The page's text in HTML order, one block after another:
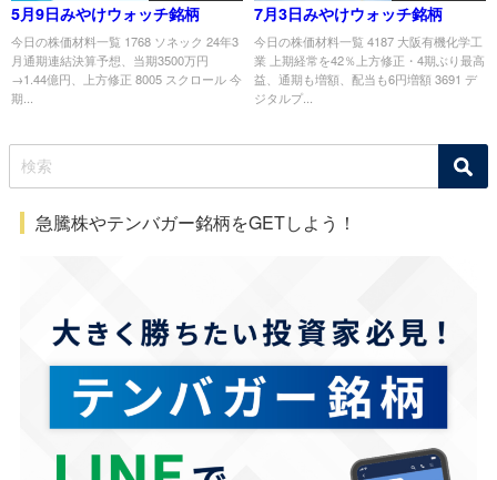
5月9日みやけウォッチ銘柄
今日の株価材料一覧 1768 ソネック 24年3
月通期連結決算予想、当期3500万円
→1.44億円、上方修正 8005 スクロール 今
期...
7月3日みやけウォッチ銘柄
今日の株価材料一覧 4187 大阪有機化学工
業 上期経常を42％上方修正・4期ぶり最高
益、通期も増額、配当も6円増額 3691 デ
ジタルプ...
急騰株やテンバガー銘柄をGETしよう！